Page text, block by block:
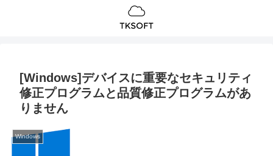
[Windows]デバイスに重要なセキュリティ
修正プログラムと品質修正プログラムがあ
りません
Windows